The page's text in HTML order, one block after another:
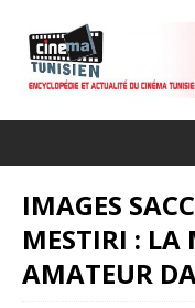
IMAGES
MESTIRI : LA
AMATEUR